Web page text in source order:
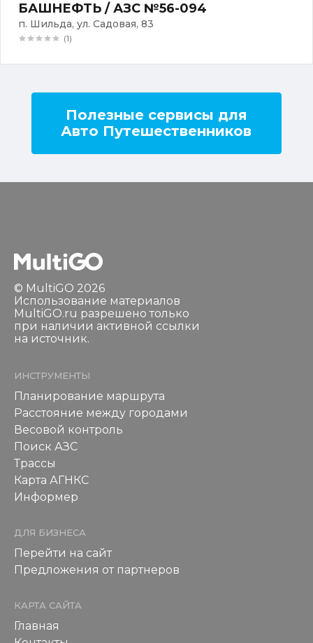
БАШНЕФТЬ / АЗС №56-094
п. Шильда, ул. Садовая, 83
(1)
Полезные сервисы для
Авто Путешественников
© MultiGO 2026
Использование материалов
MultiGO.ru разрешено только
при наличии активной ссылки
на источник.
ИНСТРУМЕНТЫ
Планирование маршрута
Расстояние между городами
Весовой контроль
Поиск АЗС
Трассы
Карта АГНКС
Информер
ДЛЯ БИЗНЕСА
Перейти на сайт
Предложения от партнеров
КАРТА САЙТА
Главная